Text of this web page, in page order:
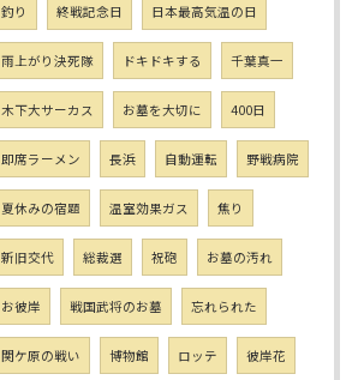
釣り 終戦記念日 日本最高気温の日
雨上がり決死隊 ドキドキする 千葉真一
木下大サーカス お墓を大切に 400日
即席ラーメン 長浜 自動運転 野戦病院
夏休みの宿題 温室効果ガス 焦り
新旧交代 総裁選 祝砲 お墓の汚れ
お彼岸 戦国武将のお墓 忘れられた
関ケ原の戦い 博物館 ロッテ 彼岸花